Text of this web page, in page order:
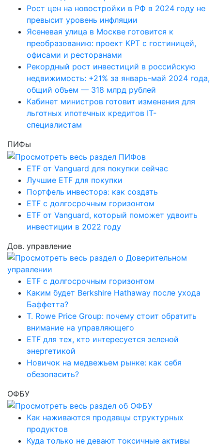
Рост цен на новостройки в РФ в 2024 году не
превысит уровень инфляции
Ясеневая улица в Москве готовится к
преобразованию: проект КРТ с гостиницей,
офисами и ресторанами
Рекордный рост инвестиций в российскую
недвижимость: +21% за январь-май 2024 года,
общий объем — 318 млрд рублей
Кабинет министров готовит изменения для
льготных ипотечных кредитов IT-
специалистам
ПИФы
ETF от Vanguard для покупки сейчас
Лучшие ETF для покупки
Портфель инвестора: как создать
ETF с долгосрочным горизонтом
ETF от Vanguard, который поможет удвоить
инвестиции в 2022 году
Дов. управление
ETF с долгосрочным горизонтом
Каким будет Berkshire Hathaway после ухода
Баффетта?
T. Rowe Price Group: почему стоит обратить
внимание на управляющего
ETF для тех, кто интересуется зеленой
энергетикой
Новичок на медвежьем рынке: как себя
обезопасить?
ОФБУ
Как наживаются продавцы структурных
продуктов
Куда только не девают токсичные активы